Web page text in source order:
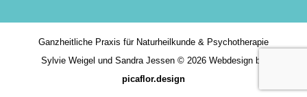
Ganzheitliche Praxis für Naturheilkunde & Psychotherapie
Sylvie Weigel und Sandra Jessen © 2026 Webdesign by
picaflor.design